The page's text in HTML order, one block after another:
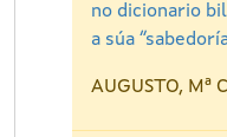
no dicionario
a súa
AUGUSTO, Mª